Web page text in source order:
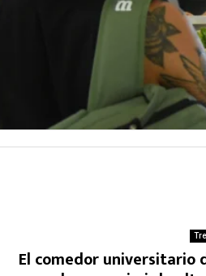
El comedor universitario